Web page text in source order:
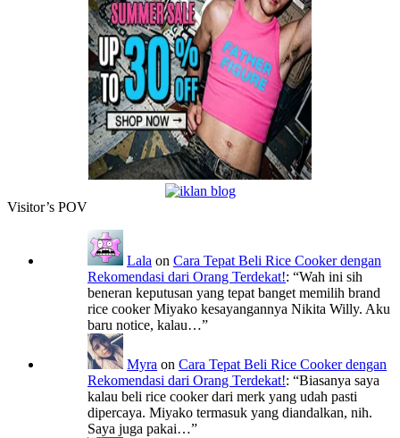
Visitor’s POV
Lala on Cara Tepat Beli Rice Cooker dengan
Rekomendasi dari Orang Terdekat!: “Wah ini sih
beneran keputusan yang tepat banget memilih brand
rice cooker Miyako kesayangannya Nikita Willy. Aku
baru notice, kalau…”
Myra on Cara Tepat Beli Rice Cooker dengan
Rekomendasi dari Orang Terdekat!: “Biasanya saya
kalau beli rice cooker dari merk yang udah pasti
dipercaya. Miyako termasuk yang diandalkan, nih.
Saya juga pakai…”